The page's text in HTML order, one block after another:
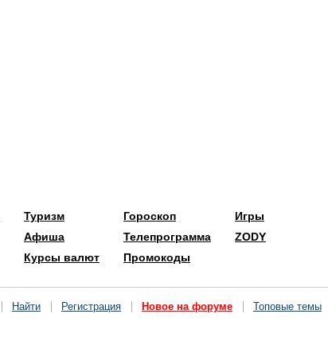
Туризм
Афиша
Курсы валют
Гороскоп
Телепрограмма
Промокоды
Игры
ZODY
Найти Регистрация Новое на форуме Топовые темы